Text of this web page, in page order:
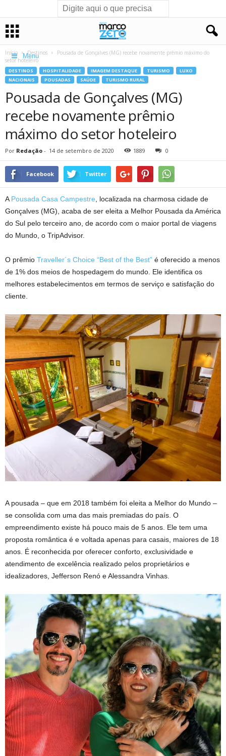
Menu
Início Destinos
Pousada de Gonçalves (MG) recebe novamente prêmio máximo do
setor hoteleiro
DESTINOS HOSPITALIDADE IMAGEM DESTAQUE TURISMO
LUXO
NACIONAIS
POUSADAS SAÚDE TURISMO RURAL
Pousada de Gonçalves (MG)
recebe novamente prêmio
máximo do setor hoteleiro
Por Redação - 14 de setembro de 2020 1889 0
Facebook Twitter
A Pousada Casa Campestre , localizada na charmosa cidade de
Gonçalves (MG), acaba de ser eleita a Melhor Pousada da América
do Sul pelo terceiro ano, de acordo com o maior portal de viagens
do Mundo, o TripAdvisor.
O prêmio Traveller´s Choice “Best of the Best” é oferecido a menos
de 1% dos meios de hospedagem do mundo. Ele identifica os
melhores estabelecimentos em termos de serviço e satisfação do
cliente.
A pousada – que em 2018 também foi eleita a Melhor do Mundo –
se consolida com uma das mais premiadas do país. O
empreendimento existe há pouco mais de 5 anos. Ele tem uma
proposta romântica é e voltada apenas para casais, maiores de 18
anos. É reconhecida por oferecer conforto, exclusividade e
atendimento de excelência realizado pelos proprietários e
idealizadores, Jefferson Renó e Alessandra Vinhas.